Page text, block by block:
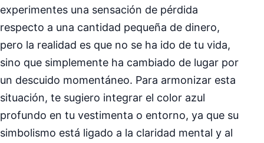
experimentes una sensación de pérdida
respecto a una cantidad pequeña de dinero,
pero la realidad es que no se ha ido de tu vida,
sino que simplemente ha cambiado de lugar por
un descuido momentáneo. Para armonizar esta
situación, te sugiero integrar el color azul
profundo en tu vestimenta o entorno, ya que su
simbolismo está ligado a la claridad mental y al